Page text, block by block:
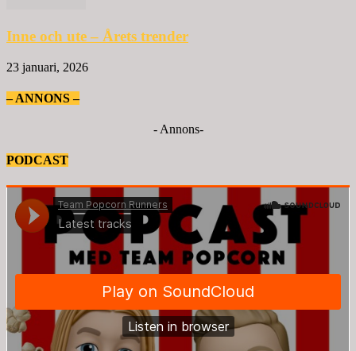
Inne och ute – Årets trender
23 januari, 2026
– ANNONS –
- Annons-
PODCAST